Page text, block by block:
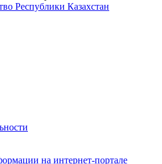
Республики Казахстан
на интернет-портале